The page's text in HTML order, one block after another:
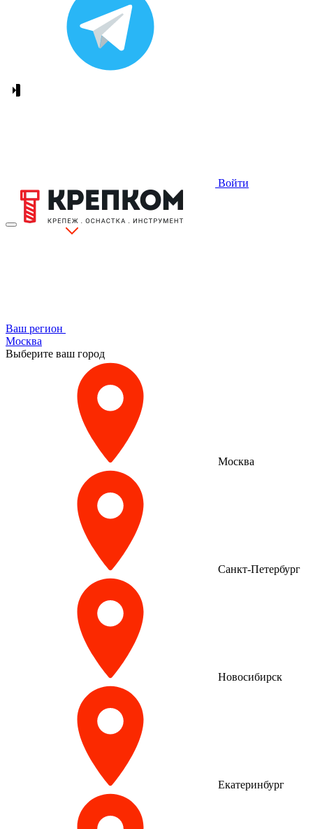
Войти
Ваш регион
Москва
Выберите ваш город
Москва
Санкт-Петербург
Новосибирск
Екатеринбург